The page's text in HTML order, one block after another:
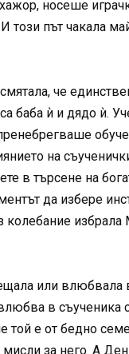
носеше
този път чакала
че
баба ѝ и дядо ѝ.
на
в търсене на
да избере
колебание
или влюбвала
в съученика
той е от бедно
за него. А